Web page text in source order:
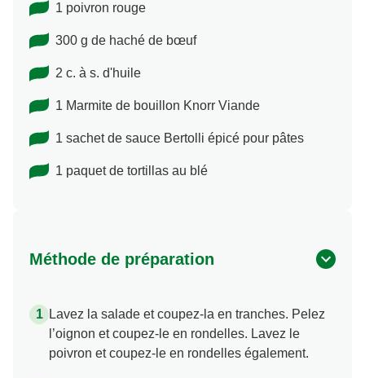
1 poivron rouge
300 g de haché de bœuf
2 c. à s. d'huile
1 Marmite de bouillon Knorr Viande
1 sachet de sauce Bertolli épicé pour pâtes
1 paquet de tortillas au blé
Méthode de préparation
Lavez la salade et coupez-la en tranches. Pelez
l’oignon et coupez-le en rondelles. Lavez le
poivron et coupez-le en rondelles également.